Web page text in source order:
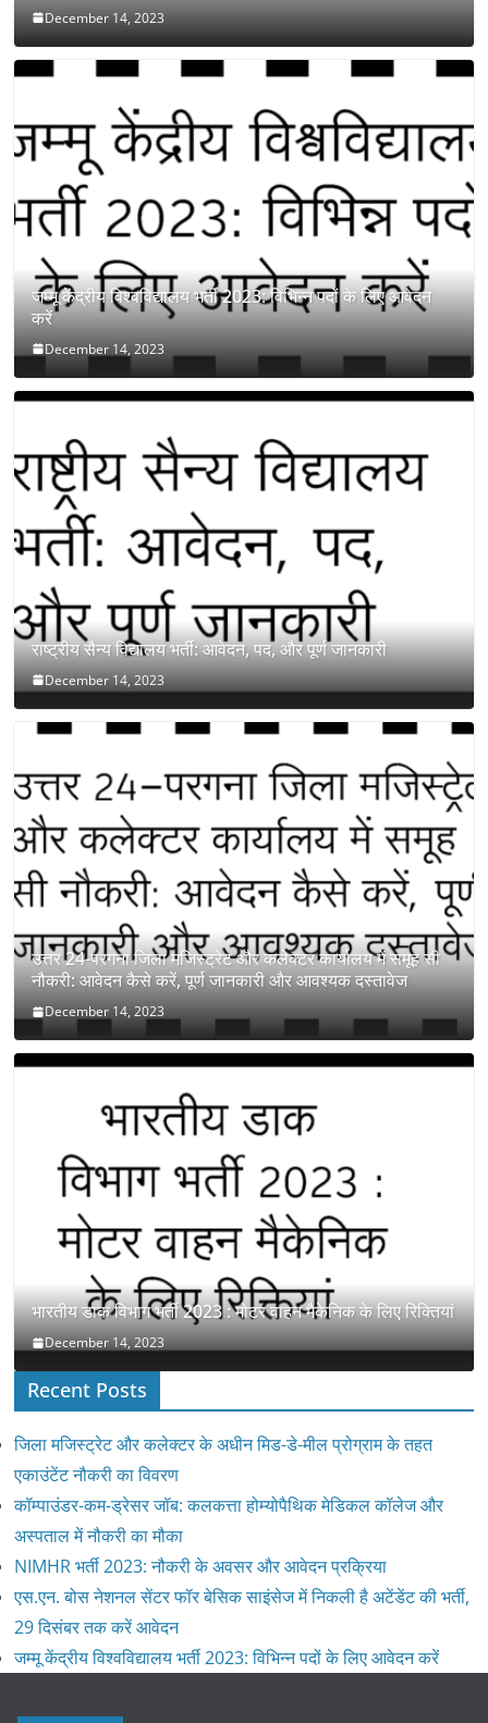
December 14, 2023
जम्मू केंद्रीय विश्वविद्यालय भर्ती 2023: विभिन्न पदों के लिए आवेदन
करें
December 14, 2023
राष्ट्रीय सैन्य विद्यालय भर्ती: आवेदन, पद, और पूर्ण जानकारी
December 14, 2023
उत्तर 24-परगना जिला मजिस्ट्रेट और कलेक्टर कार्यालय में समूह सी
नौकरी: आवेदन कैसे करें, पूर्ण जानकारी और आवश्यक दस्तावेज
December 14, 2023
भारतीय डाक विभाग भर्ती 2023 : मोटर वाहन मैकेनिक के लिए रिक्तियां
December 14, 2023
Recent Posts
जिला मजिस्ट्रेट और कलेक्टर के अधीन मिड-डे-मील प्रोग्राम के तहत
एकाउंटेंट नौकरी का विवरण
कॉम्पाउंडर-कम-ड्रेसर जॉब: कलकत्ता होम्योपैथिक मेडिकल कॉलेज और
अस्पताल में नौकरी का मौका
NIMHR भर्ती 2023: नौकरी के अवसर और आवेदन प्रक्रिया
एस.एन. बोस नेशनल सेंटर फॉर बेसिक साइंसेज में निकली है अटेंडेंट की भर्ती,
29 दिसंबर तक करें आवेदन
जम्मू केंद्रीय विश्वविद्यालय भर्ती 2023: विभिन्न पदों के लिए आवेदन करें